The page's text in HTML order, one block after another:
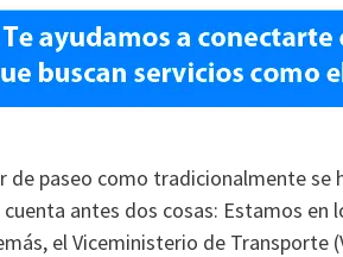
de paseo como tradicionalmente
antes dos cosas: Estamos en
el Viceministerio de Transporte